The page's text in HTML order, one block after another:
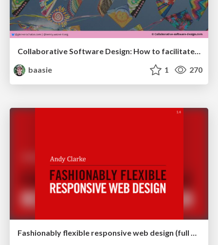
Collaborative Software Design: How to facilitate domain modelling decisions
baasie
1 270
Fashionably flexible responsive web design (full day workshop)